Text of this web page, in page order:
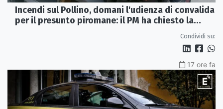
Incendi sul Pollino, domani l'udienza di convalida
per il presunto piromane: il PM ha chiesto la
Condividi su:
17 ore fa